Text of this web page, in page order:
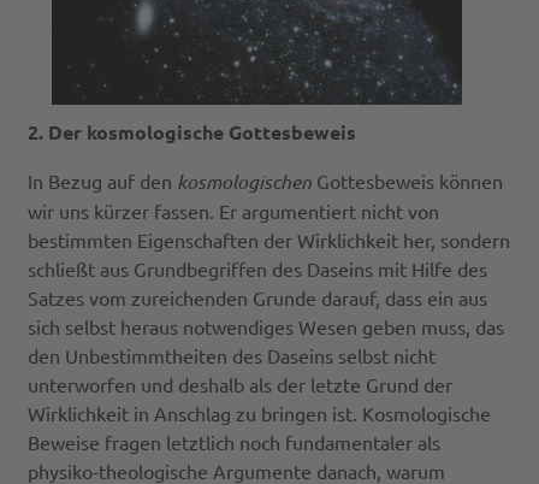
2. Der kosmologische Gottesbeweis
In Bezug auf den kosmologischen Gottesbeweis können
wir uns kürzer fassen. Er argumentiert nicht von
bestimmten Eigenschaften der Wirklichkeit her, sondern
schließt aus Grundbegriffen des Daseins mit Hilfe des
Satzes vom zureichenden Grunde darauf, dass ein aus
sich selbst heraus notwendiges Wesen geben muss, das
den Unbestimmtheiten des Daseins selbst nicht
unterworfen und deshalb als der letzte Grund der
Wirklichkeit in Anschlag zu bringen ist. Kosmologische
Beweise fragen letztlich noch fundamentaler als
physiko-theologische Argumente danach, warum